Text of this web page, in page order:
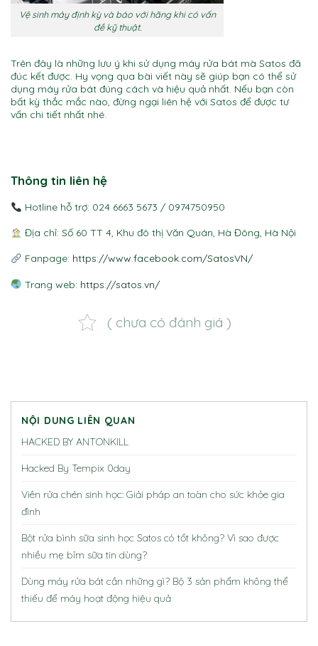
Vệ sinh máy định kỳ và báo với hãng khi có vấn
đề kỹ thuật.
Trên đây là những lưu ý khi sử dụng máy rửa bát mà Satos đã
đúc kết được. Hy vọng qua bài viết này sẽ giúp bạn có thể sử
dụng máy rửa bát đúng cách và hiệu quả nhất. Nếu bạn còn
bất kỳ thắc mắc nào, đừng ngại liên hệ với Satos để được tư
vấn chi tiết nhất nhé.
Thông tin liên hệ
Hotline hỗ trợ: 024 6663 5673 / 0974750950
Địa chỉ: Số 60 TT 4, Khu đô thị Văn Quán, Hà Đông, Hà Nội
Fanpage: https://www.facebook.com/SatosVN/
Trang web: https://satos.vn/
( chưa có đánh giá )
NỘI DUNG LIÊN QUAN
HACKED BY ANTONKILL
Hacked By Tempix 0day
Viên rửa chén sinh học: Giải pháp an toàn cho sức khỏe gia
đình
Bột rửa bình sữa sinh học Satos có tốt không? Vì sao được
nhiều mẹ bỉm sữa tin dùng?
Dùng máy rửa bát cần những gì? Bộ 3 sản phẩm không thể
thiếu để máy hoạt động hiệu quả